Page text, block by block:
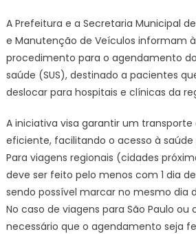
A Prefeitura e a Secretaria Municipal
e Manutenção de Veículos informam
procedimento para o agendamento
saúde (SUS), destinado a pacientes
deslocar para hospitais e clínicas da
A iniciativa visa garantir um transporte
eficiente, facilitando o acesso à
Para viagens regionais (cidades
deve ser feito pelo menos com 1 dia
sendo possível marcar no mesmo dia
No caso de viagens para São Paulo ou
necessário que o agendamento seja